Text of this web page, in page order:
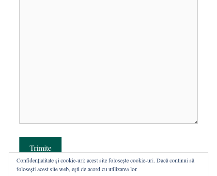
Trimite
Confidențialitate și cookie-uri: acest site folosește cookie-uri. Dacă continui să
folosești acest site web, ești de acord cu utilizarea lor.